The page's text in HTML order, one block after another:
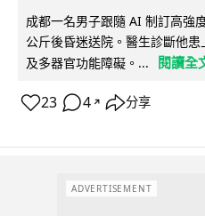
成都一名男子跟隨 AI 制訂高強
公斤後昏迷送院。醫生診斷他
及多器官功能障礙。...
閱讀全
23 4 ↗ 分享
ADVERTISEMENT